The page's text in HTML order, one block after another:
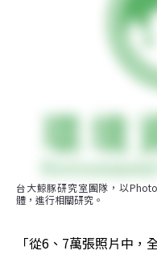
台大鯨豚研究室團隊，以
體，進行相關研究。
「從6、7萬張照片中